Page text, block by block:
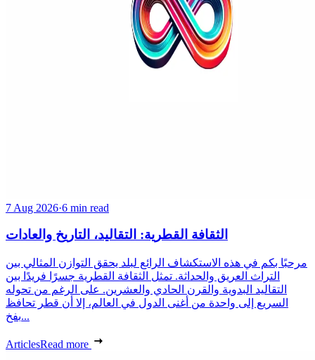
7 Aug 2026·6 min read
الثقافة القطرية: التقاليد، التاريخ والعادات
مرحبًا بكم في هذه الاستكشاف الرائع لبلد يحقق التوازن المثالي بين
التراث العريق والحداثة. تمثل الثقافة القطرية جسرًا فريدًا بين
التقاليد البدوية والقرن الحادي والعشرين. على الرغم من تحوله
السريع إلى واحدة من أغنى الدول في العالم، إلا أن قطر تحافظ
بفخ...
ArticlesRead more